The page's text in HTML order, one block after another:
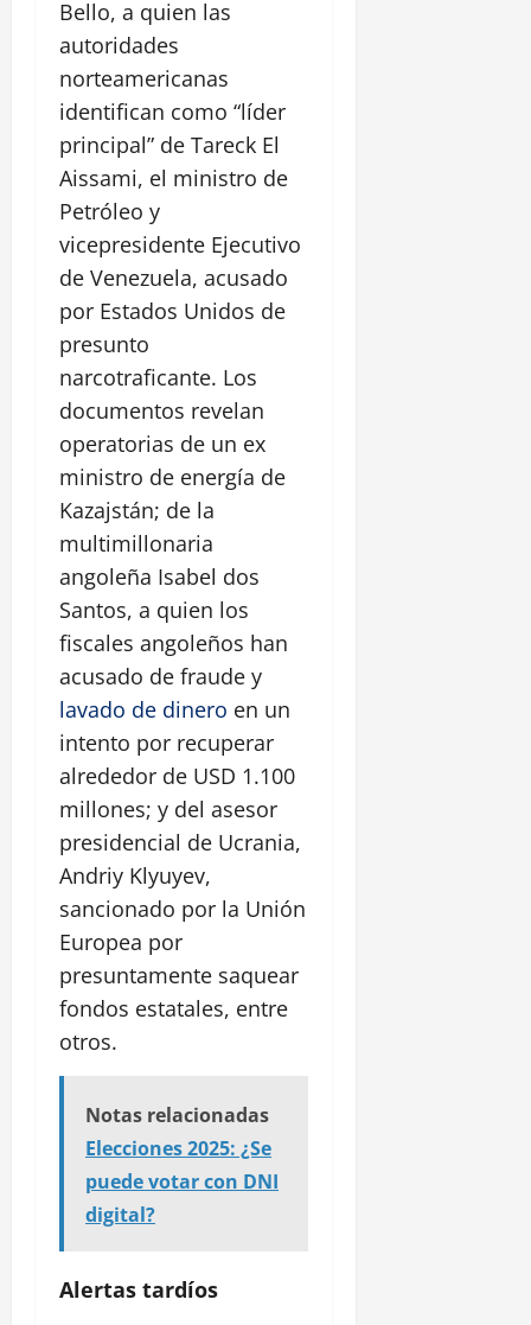
Bello, a quien las
autoridades
norteamericanas
identifican como “líder
principal” de Tareck El
Aissami, el ministro de
Petróleo y
vicepresidente Ejecutivo
de Venezuela, acusado
por Estados Unidos de
presunto
narcotraficante. Los
documentos revelan
operatorias de un ex
ministro de energía de
Kazajstán; de la
multimillonaria
angoleña Isabel dos
Santos, a quien los
fiscales angoleños han
acusado de fraude y
lavado de dinero en un
intento por recuperar
alrededor de USD 1.100
millones; y del asesor
presidencial de Ucrania,
Andriy Klyuyev,
sancionado por la Unión
Europea por
presuntamente saquear
fondos estatales, entre
otros.
Notas relacionadas
Elecciones 2025: ¿Se
puede votar con DNI
digital?
Alertas tardíos